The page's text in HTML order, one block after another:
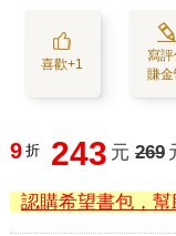
喜歡+1
寫評
賺金
9 折 243 元 269
認購希望書包，幫